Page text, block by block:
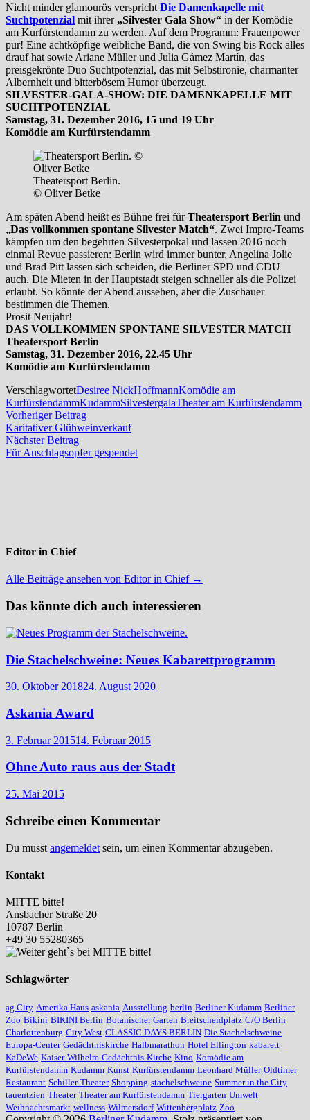
Nicht minder glamourös verspricht Die Damenkapelle mit
Suchtpotenzial mit ihrer „Silvester Gala Show“ in der Komödie
am Kurfürstendamm zu werden. Auf dem Programm: Frauenpower
pur! Eine achtköpfige weibliche Band, die von Swing bis Rock alles
drauf hat sowie Ariane Müller und Julia Gámez Martín, das
preisgekrönte Duo Suchtpotenzial, das mit Selbstironie, charmanter
Albernheit und bitterbösem Humor überzeugt.
SILVESTER-GALA-SHOW: DIE DAMENKAPELLE MIT
SUCHTPOTENZIAL
Samstag, 31. Dezember 2016, 15 und 19 Uhr
Komödie am Kurfürstendamm
Theatersport Berlin.
© Oliver Betke
Am späten Abend heißt es Bühne frei fürTheatersport Berlin und
„Das vollkommen spontane Silvester Match“. Zwei Impro-Teams
kämpfen um den begehrten Silvesterpokal und lassen 2016 noch
einmal Revue passieren: Berlin wird immer bunter, Angelina Jolie
und Brad Pitt lassen sich scheiden, die Berliner SPD und CDU
auch. Die Mieten in der Hauptstadt steigen schneller als die Polizei
erlaubt. So könnte der Abend aussehen, aber die Zuschauer
bestimmen die Themen.
Prosit Neujahr!
DAS VOLLKOMMEN SPONTANE SILVESTER MATCH
Theatersport Berlin
Samstag, 31. Dezember 2016, 22.45 Uhr
Komödie am Kurfürstendamm
VerschlagwortetDesiree NickHoffmannKomödie am
KurfürstendammKudammSilvestergalaTheater am Kurfürstendamm
Beitragsnavigation
Vorheriger BeitragVorheriger
Beitrag:
Karitativer Glühweinverkauf
Nächster BeitragNächster
Beitrag:
Für Anschlagsopfer gespendet
Editor in Chief
Alle Beiträge ansehen von Editor in Chief →
Das könnte dich auch interessieren
Die Stachelschweine: Neues Kabarettprogramm
30. Oktober 201824. August 2020
Askania Award
3. Februar 201514. Februar 2015
Ohne Auto raus aus der Stadt
25. Mai 2015
Schreibe einen Kommentar
Du musst angemeldet sein, um einen Kommentar abzugeben.
Kontakt
MITTE bitte!
Ansbacher Straße 20
10787 Berlin
+49 30 55280365
Schlagwörter
ag City Amerika Haus askania Ausstellung berlin Berliner Kudamm Berliner
Zoo Bikini BIKINI Berlin Botanischer Garten Breitscheidplatz C/O Berlin
Charlottenburg City West CLASSIC DAYS BERLIN Die Stachelschweine
Europa-Center Gedächtniskirche Halbmarathon Hotel Ellington kabarett
KaDeWe Kaiser-Wilhelm-Gedächtnis-Kirche Kino Komödie am
Kurfürstendamm Kudamm Kunst Kurfürstendamm Leonhard Müller Oldtimer
Restaurant Schiller-Theater Shopping stachelschweine Summer in the City
tauentzien Theater Theater am Kurfürstendamm Tiergarten Umwelt
Weihnachtsmarkt wellness Wilmersdorf Wittenbergplatz Zoo